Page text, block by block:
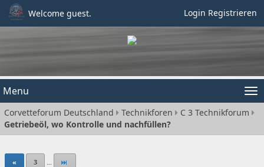
Welcome guest. Login Registrieren
Menu
Corvetteforum Deutschland Technikforen
C 3 Technikforum
Getriebeöl, wo Kontrolle und nachfüllen?
« 3 ...